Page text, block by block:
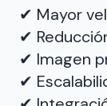
✔ Mayor
✔
✔ Imagen
✔